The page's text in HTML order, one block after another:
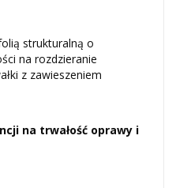
strukturalną o
na rozdzieranie
z zawieszeniem
na trwałość oprawy i